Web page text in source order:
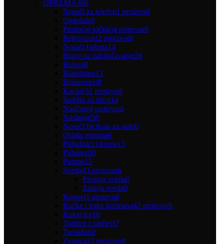
OPREMA306
Nosači za telefon1 proizvod
Ogledala0
Pomoćni točkići4 proizvodi
Retrovizori2 proizvodi
Nosači bidona14
Brave za zaključavanje28
Bidoni8
Blatobrani13
Brzinomeri8
Kacige31 proizvod
Sedišta za decu14
Naočare4 proizvodi
Naslanjači8
Nosači bicikala za auto0
Ostala oprema6
Prtljažnici i korpe15
Pulsmetri0
Pumpe15
Svetla43 proizvodi
Prednja svetla0
Zadnja svetla0
Rogovi1 proizvod
Ručke i trake kormana42 proizvodi
Rukavice16
Torbice i rančevi7
Trenažeri0
Zvonca23 proizvodi